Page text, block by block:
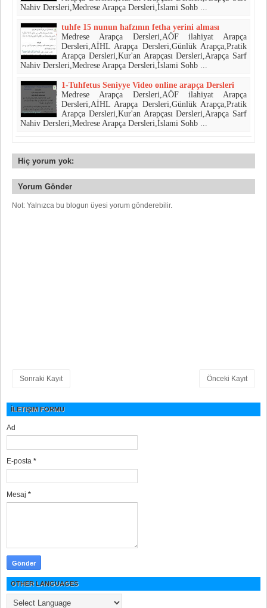
Nahiv Dersleri,Medrese Arapça Dersleri,İslami Sohb ...
tuhfe 15 nunun hafzının fetha yerini alması
Medrese Arapça Dersleri,AÖF ilahiyat Arapça
Dersleri,AİHL Arapça Dersleri,Günlük Arapça,Pratik
Arapça Dersleri,Kur'an Arapçası Dersleri,Arapça Sarf
Nahiv Dersleri,Medrese Arapça Dersleri,İslami Sohb ...
1-Tuhfetus Seniyye Video online arapça Dersleri
Medrese Arapça Dersleri,AÖF ilahiyat Arapça
Dersleri,AİHL Arapça Dersleri,Günlük Arapça,Pratik
Arapça Dersleri,Kur'an Arapçası Dersleri,Arapça Sarf
Nahiv Dersleri,Medrese Arapça Dersleri,İslami Sohb ...
Hiç yorum yok:
Yorum Gönder
Not: Yalnızca bu blogun üyesi yorum gönderebilir.
Sonraki Kayıt Önceki Kayıt
İLETIŞIM FORMU
Ad
E-posta*
Mesaj*
OTHER LANGUAGES